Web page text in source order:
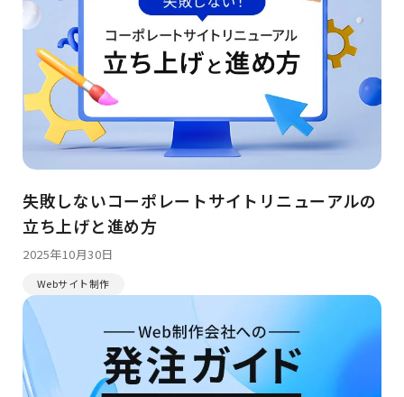
失敗しないコーポレートサイトリニューアルの
立ち上げと進め方
2025年10月30日
Webサイト制作